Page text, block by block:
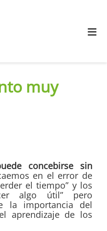
≡
muy
concebirse sin
en el error de
el tiempo” y los
algo útil” pero
la importancia del
aprendizaje de los